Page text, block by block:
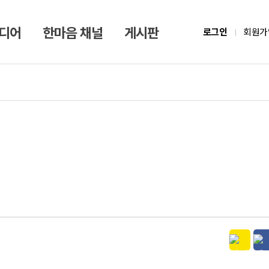
어 한마음 채널 게시판 로그인 회원